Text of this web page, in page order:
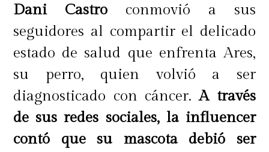
Dani Castro conmovió a sus
seguidores al compartir el delicado
estado de salud que enfrenta Ares,
su perro, quien volvió a ser
diagnosticado con cáncer.A través
de sus redes sociales, la influencer
contó que su mascota debió ser